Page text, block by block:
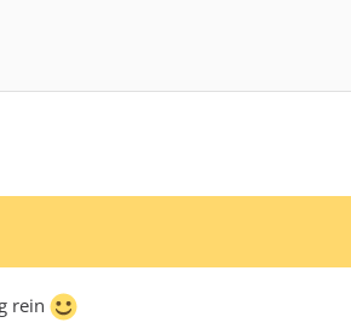
rein